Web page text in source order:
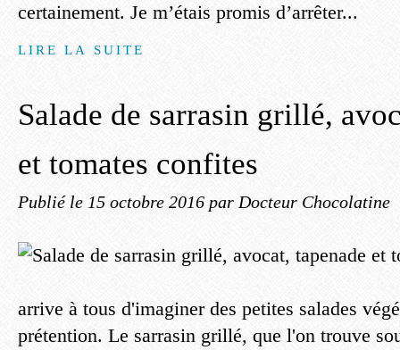
certainement. Je m’étais promis d’arrêter...
LIRE LA SUITE
Salade de sarrasin grillé,
et tomates confites
Publié le 15 octobre 2016 par Docteur Chocolatine
arrive à tous d'imaginer des petites salades
prétention. Le sarrasin grillé, que l'on trouve